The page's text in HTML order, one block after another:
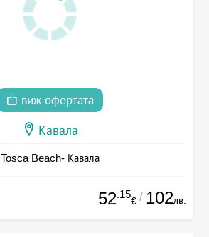
виж офертата
Кавала
Tosca Beach- Кавала
52.15
€ / 102лв.